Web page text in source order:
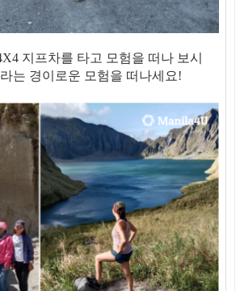
지프차를 타고 모험을 떠나 보시
는 경이로운 모험을 떠나세요!